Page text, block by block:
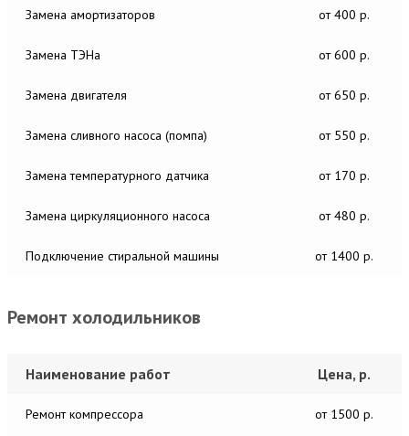
Замена амортизаторов от 400 р.
Замена ТЭНа от 600 р.
Замена двигателя от 650 р.
Замена сливного насоса (помпа) от 550 р.
Замена температурного датчика от 170 р.
Замена циркуляционного насоса от 480 р.
Подключение стиральной машины от 1400 р.
Ремонт холодильников
Наименование работ Цена, р.
Ремонт компрессора от 1500 р.